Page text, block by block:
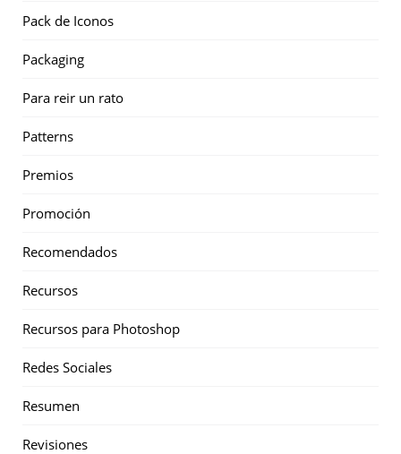
Pack de Iconos
Packaging
Para reir un rato
Patterns
Premios
Promoción
Recomendados
Recursos
Recursos para Photoshop
Redes Sociales
Resumen
Revisiones